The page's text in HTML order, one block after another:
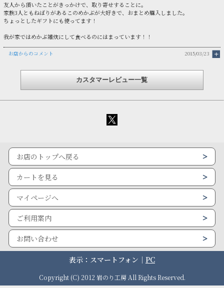
友人から頂いたことがきっかけで、取り寄せすることに。
家族3人ともねばりがあるこのめかぶが大好きで、おまとめ購入しました。
ちょっとしたギフトにも使ってます！
我が家ではめかぶ雑炊にして食べるのにはまっています！！
お店からのコメント 2015/03/23
カスタマーレビュー一覧
お店のトップへ戻る
カートを見る
マイページへ
ご利用案内
お問い合わせ
表示：スマートフォン｜ PC
Copyright (C) 2012 岩のり工房 All Rights Reserved.